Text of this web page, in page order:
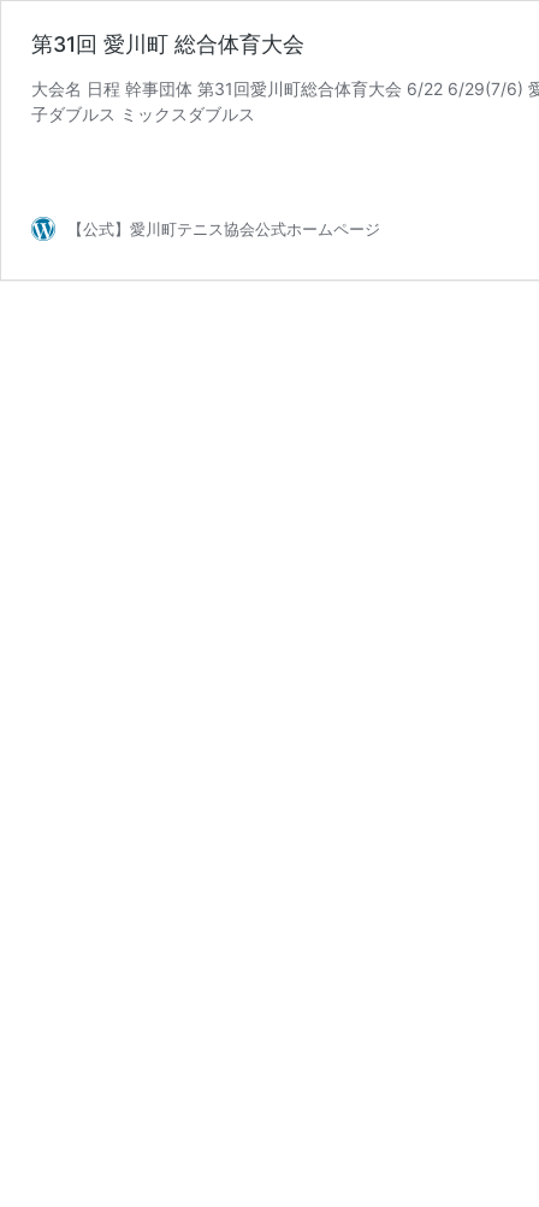
第31回 愛川町 総合体育大会
大会名 日程 幹事団体 第31回愛川町総合体育大会 6/22 6/29(7/6)
子ダブルス ミックスダブルス
【公式】愛川町テニス協会公式ホームページ